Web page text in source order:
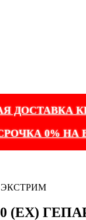
ДОСТАВКА
0% НА
ЭКСТРИМ
(EX)